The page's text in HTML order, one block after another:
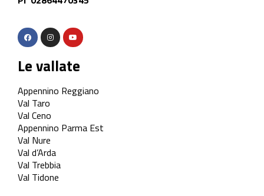
Le vallate
Appennino Reggiano
Val Taro
Val Ceno
Appennino Parma Est
Val Nure
Val d’Arda
Val Trebbia
Val Tidone